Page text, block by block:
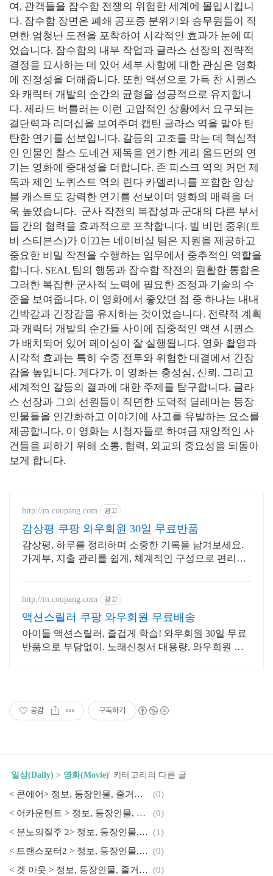
여, 관객들을 잠수함 전쟁의 위험한 세계에 몰입시킵니
다. 잠수함 장면은 폐쇄 공포증 분위기와 승무원들이 직
면한 엄청난 도전을 포착하여 시각적인 효과가 눈에 띠
었습니다. 잠수함의 내부 작업과 글라스 선장의 전략적
결정을 묘사하는 데 있어 세부 사항에 대한 관심은 영화
에 진정성을 더해줍니다. 또한 액션으로 가득 찬 시퀀스
와 캐릭터 개발의 순간의 균형을 성공적으로 유지합니
다. 제라드 버틀러는 이런 고압적인 상황에서 요구되는
결단력과 리더십을 보여주며 캡틴 글라스 역을 맡아 탄
탄한 연기를 선보입니다. 갈등의 고조를 막는 데 핵심적
인 인물인 찰스 도네건 제독을 연기한 게리 올드먼의 연
기는 영화에 중대성을 더합니다. 존 피스크 역의 커먼 제
독과 제인 노퀴스트 역의 린다 카델리니를 포함한 앙상
블 캐스트도 강력한 연기를 선보이며 영화의 매력을 더
욱 높였습니다. 군사 작전의 복잡성과 군대의 다른 부서
들 간의 협력을 효과적으로 포착합니다. 빌 비먼 중위(토
비 스티븐스)가 이끄는 네이비실 팀은 지원을 제공하고
중요한 비밀 작전을 수행하는 임무에서 중추적인 역할을
합니다. SEAL 팀의 행동과 잠수함 작전의 원활한 통합은
그러한 복잡한 군사적 노력에 필요한 조정과 기술의 수
준을 보여줍니다. 이 영화에서 좋았던 점 중 하나는 내내
긴박감과 긴장감을 유지하는 것이었습니다. 전략적 계획
과 캐릭터 개발의 순간들 사이에 집중적인 액션 시퀀스
가 배치되어 있어 페이싱이 잘 실행됩니다. 영화 촬영과
시각적 효과는 특히 수중 전투와 위험한 대결에서 긴장
감을 높입니다. 게다가, 이 영화는 충성심, 신뢰, 그리고
세계적인 갈등의 결과에 대한 주제를 탐구합니다. 글라
스 선장과 그의 선원들이 직면한 도덕적 딜레마는 등장
인물들을 인간화하고 이야기에 사고를 유발하는 요소를
제공합니다. 이 영화는 시청자들로 하여금 재앙적인 사
건들을 피하기 위해 소통, 협력, 외교의 중요성을 되돌아
보게 합니다.
http://m.coupang.com 광고
감상평 쿠팡 와우회원 30일 무료반품
감상평, 하루를 정리하며 소중한 기록을 남겨보세요.
가계부, 지출 관리를 쉽게, 체계적인 구성으로 편리하
http://m.coupang.com 광고
액션스릴러 쿠팡 와우회원 무료배송
아이들 액션스릴러, 즐겁게 학습! 와우회원 30일 무료
반품으로 부담없이. 노래신청서 대용량, 와우회원 무
공감 구독하기
'일상(Daily) > 영화(Movie)' 카테고리의 다른 글
< 콘에어> 정보, 등장인물, 줄거리, 감상평 및 후기
(0)
< 어카운턴트 > 정보, 등장인물, 줄거리, 감상평 및 후기
(0)
< 분노의질주 2> 정보, 등장인물, 줄거리, 감상평 및 후기 (1)
< 트랜스포터2 > 정보, 등장인물, 줄거리, 감상평 및 후기 (0)
< 겟 아웃 > 정보, 등장인물, 줄거리, 감상평 및 후기 (0)